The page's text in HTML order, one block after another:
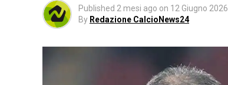
Published 2 mesi ago on 12 Giugno 2026
By Redazione CalcioNews24